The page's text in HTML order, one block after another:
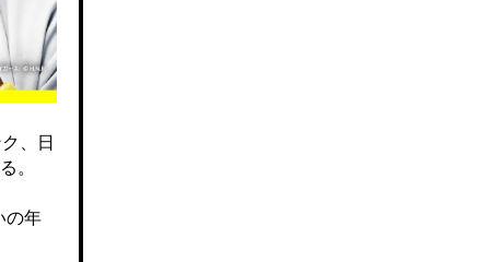
、日
。
の年